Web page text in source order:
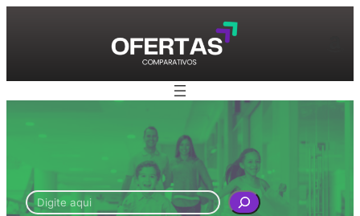
conteúdo
Pesquisar